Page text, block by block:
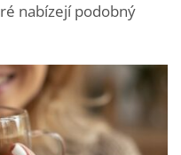
nabízejí podobný